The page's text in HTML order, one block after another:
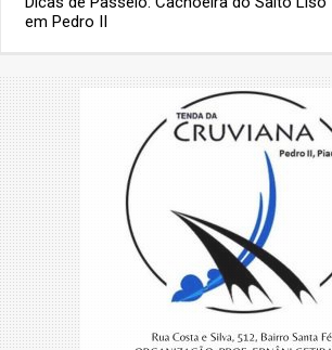
em Pedro II